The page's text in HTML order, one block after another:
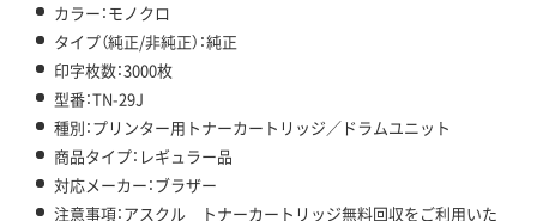
カラー：モノクロ
タイプ（純正/非純正）：純正
印字枚数：3000枚
型番：TN-29J
種別：プリンター用トナーカートリッジ／ドラムユニット
商品タイプ：レギュラー品
対応メーカー：ブラザー
注意事項：アスクル トナーカートリッジ無料回収をご利用いた